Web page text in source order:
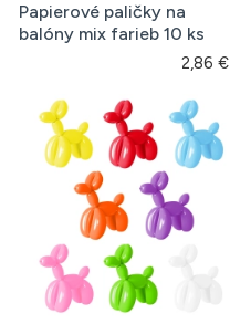
Papierové paličky na
balóny mix farieb 10 ks
2,86 €